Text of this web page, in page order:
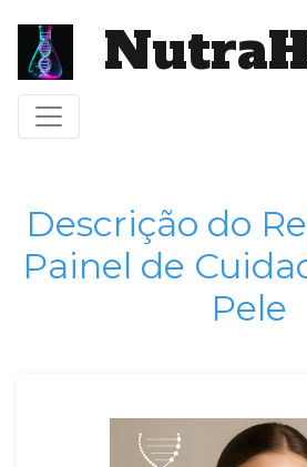
Toggle navigation
Descrição do
Painel de
Pele